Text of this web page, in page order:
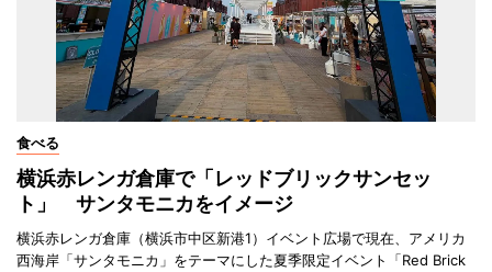
食べる
横浜赤レンガ倉庫で「レッドブリックサンセッ
ト」 サンタモニカをイメージ
横浜赤レンガ倉庫（横浜市中区新港1）イベント広場で現在、アメリカ
西海岸「サンタモニカ」をテーマにした夏季限定イベント「Red Brick